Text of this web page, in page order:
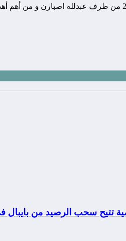
مدونة تقنية يوجد مقرها في المغرب, و قد تم تأسيسها
تتيح سحب الرصيد من